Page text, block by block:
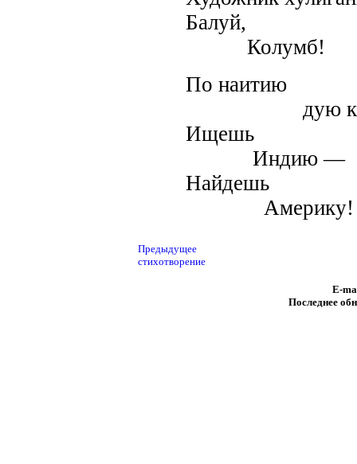
Балуй,
Колумб!
По наитию
дую к
Ищешь
Индию —
Найдешь
Америку!
Предыдущее
стихотворение
E-
Последнее